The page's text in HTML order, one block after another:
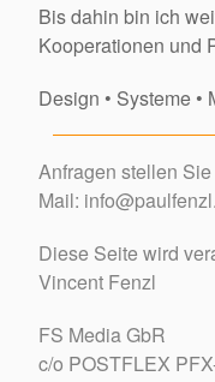
Bis dahin bin ich
Kooperationen und
Design • Systeme •
Anfragen stellen
Mail:
Diese Seite wird
Vincent Fenzl
FS Media GbR
c/o POSTFLEX